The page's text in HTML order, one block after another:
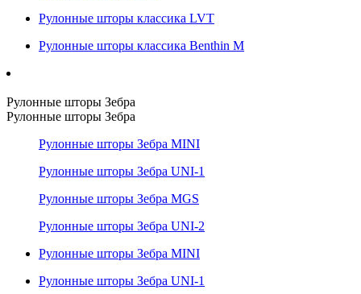
Рулонные шторы классика LVT
Рулонные шторы классика Benthin M
Рулонные шторы Зебра
Рулонные шторы Зебра
Рулонные шторы Зебра MINI
Рулонные шторы Зебра UNI-1
Рулонные шторы Зебра MGS
Рулонные шторы Зебра UNI-2
Рулонные шторы Зебра MINI
Рулонные шторы Зебра UNI-1